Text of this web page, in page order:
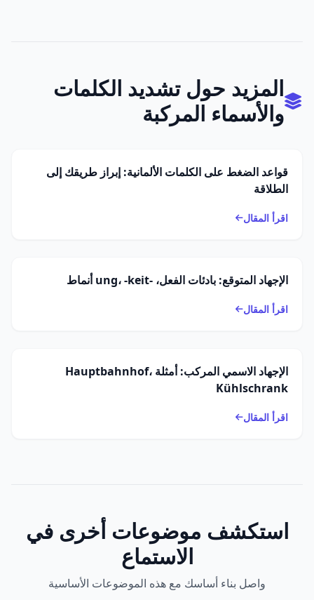
المزيد حول تشديد الكلمات
والأسماء المركبة
قواعد الضغط على الكلمات الألمانية: إبراز طريقك إلى
الطلاقة
اقرأ المقال
الإجهاد المتوقع: بادئات الفعل، -ung، -keit أنماط
اقرأ المقال
الإجهاد الاسمي المركب: أمثلة Hauptbahnhof،
Kühlschrank
اقرأ المقال
استكشف موضوعات أخرى في
الاستماع
واصل بناء أساسك مع هذه الموضوعات الأساسية